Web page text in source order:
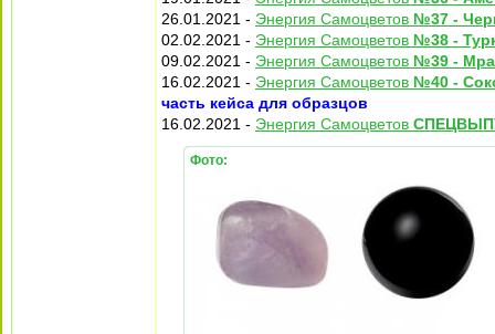
26.01.2021 - Энергия Самоцветов №37 -
02.02.2021 - Энергия Самоцветов №38 -
09.02.2021 - Энергия Самоцветов №39 -
16.02.2021 - Энергия Самоцветов №40 -
часть кейса для образцов
16.02.2021 - Энергия Самоцветов
Фото: